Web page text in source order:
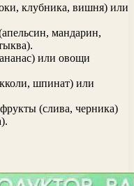
клубника, вишня) или
мандарин,
или овощи
шпинат) или
(слива, черника)